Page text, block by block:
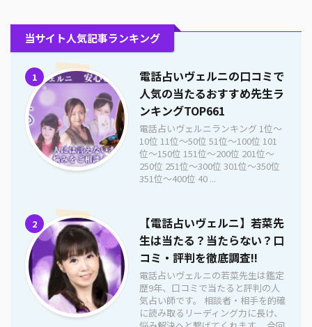
当サイト人気記事ランキング
1
電話占いヴェルニの口コミで
人気の当たるおすすめ先生ラ
ンキングTOP661
電話占いヴェルニランキング 1位〜
10位 11位〜50位 51位〜100位 101
位〜150位 151位〜200位 201位〜
250位 251位〜300位 301位〜350位
351位〜400位 40 ...
2
【電話占いヴェルニ】若菜先
生は当たる？当たらない？口
コミ・評判を徹底調査!!
電話占いヴェルニの若菜先生は鑑定
歴9年、口コミで当たると評判の人
気占い師です。 相談者・相手を的確
に読み取るリーディング力に長け、